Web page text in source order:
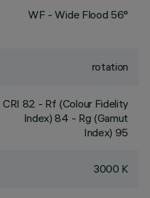
WF - Wide Flood 56°
rotation
CRI 82 - Rf (Colour Fidelity
Index) 84 - Rg (Gamut
Index) 95
3000 K